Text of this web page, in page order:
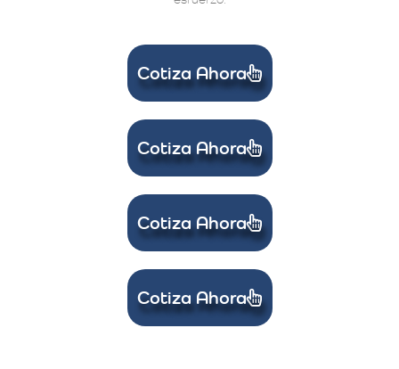
Cotiza Ahora
Cotiza Ahora
Cotiza Ahora
Cotiza Ahora